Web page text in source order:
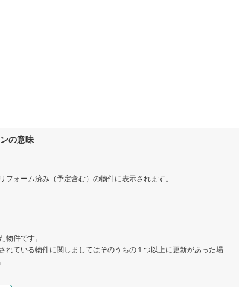
の意味
フォーム済み（予定含む）の物件に表示されます。
物件です。
れている物件に関しましてはそのうちの１つ以上に更新があった場